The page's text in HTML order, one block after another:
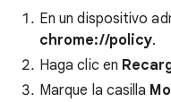
En un dispositivo
chrome://policy.
Haga clic en
Marque la casilla